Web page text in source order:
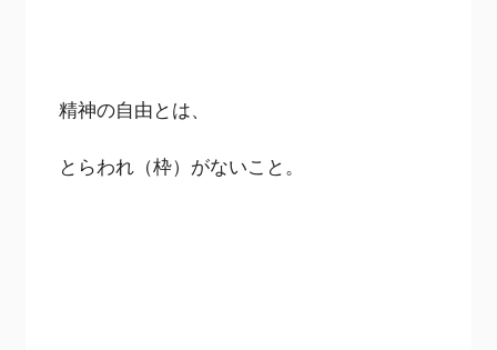
精神の自由とは、
とらわれ（枠）がないこと。